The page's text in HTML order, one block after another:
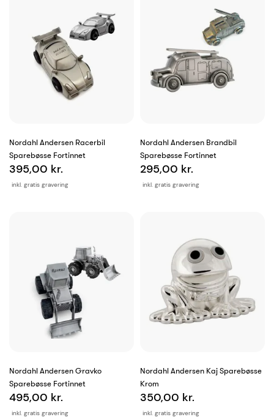
Nordahl Andersen Racerbil
Sparebøsse Fortinnet
inkl. gratis gravering
395,00 kr.
Nordahl Andersen Brandbil
Sparebøsse Fortinnet
inkl. gratis gravering
295,00 kr.
Nordahl Andersen Gravko
Sparebøsse Fortinnet
inkl. gratis gravering
495,00 kr.
Nordahl Andersen Kaj Sparebøsse
Krom
inkl. gratis gravering
350,00 kr.